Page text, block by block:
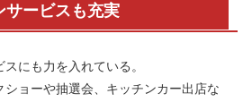
サービスも充実
にも力を入れている。
ショーや抽選会、キッチンカー出店な